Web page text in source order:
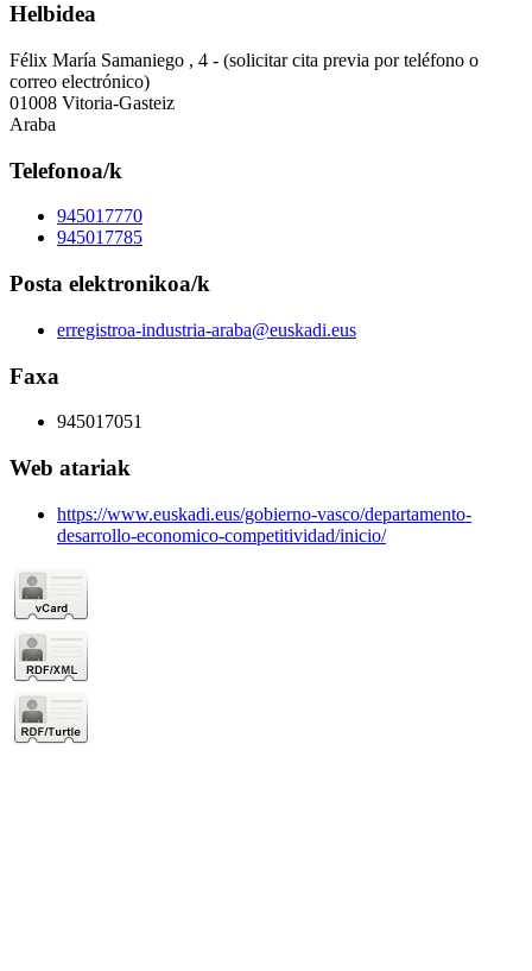
Helbidea
Félix María Samaniego , 4 - (solicitar cita previa por teléfono o
correo electrónico)
01008 Vitoria-Gasteiz
Araba
Telefonoa/k
945017770
945017785
Posta elektronikoa/k
erregistroa-industria-araba@euskadi.eus
Faxa
945017051
Web atariak
https://www.euskadi.eus/gobierno-vasco/departamento-
desarrollo-economico-competitividad/inicio/